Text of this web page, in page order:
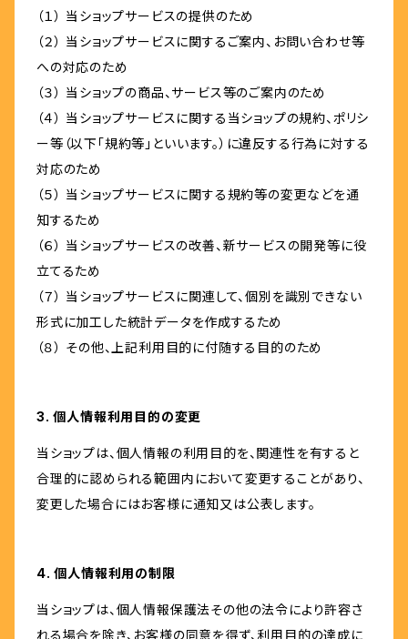
（１） 当ショップサービスの提供のため
（２） 当ショップサービスに関するご案内、お問い合わせ等
への対応のため
（３） 当ショップの商品、サービス等のご案内のため
（４） 当ショップサービスに関する当ショップの規約、ポリシ
ー等（以下「規約等」といいます。）に違反する行為に対する
対応のため
（５） 当ショップサービスに関する規約等の変更などを通
知するため
（６） 当ショップサービスの改善、新サービスの開発等に役
立てるため
（７） 当ショップサービスに関連して、個別を識別できない
形式に加工した統計データを作成するため
（８） その他、上記利用目的に付随する目的のため
3. 個人情報利用目的の変更
当ショップは、個人情報の利用目的を、関連性を有すると
合理的に認められる範囲内において変更することがあり、
変更した場合にはお客様に通知又は公表します。
4. 個人情報利用の制限
当ショップは、個人情報保護法その他の法令により許容さ
れる場合を除き、お客様の同意を得ず、利用目的の達成に